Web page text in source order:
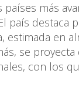
más
país destaca
estimada en
se
con los